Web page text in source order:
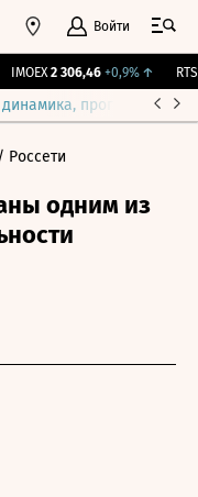
Войти
IMOEX 2 306,46 +0,9%↑ RTSI
прогнозы
Россети
одним из